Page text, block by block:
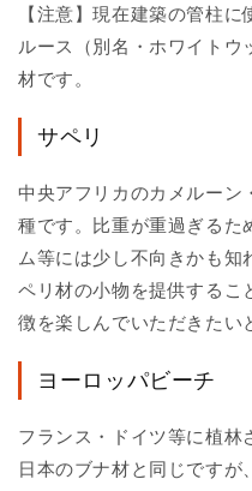
【注意】現在建築の管柱
ルース（別名・ホワイトウ
材です。
サペリ
中央アフリカのカメルーン
種です。比重が重過ぎるた
ム等には少し不向きかも
ペリ材の小物を提供するこ
徴を楽しんでいただきたい
ヨーロッパビーチ
フランス・ドイツ等に植
日本のブナ材と同じです